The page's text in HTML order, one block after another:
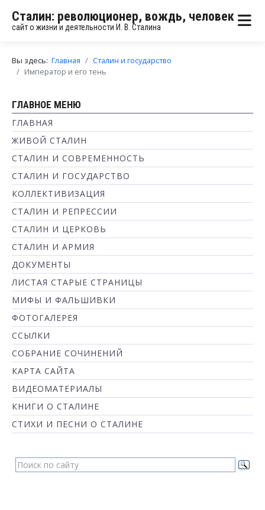
Сталин: революционер, вождь, человек
сайт о жизни и деятельности И. В. Сталина
Вы здесь: Главная
Сталин и государство
Император и его тень
ГЛАВНОЕ МЕНЮ
ГЛАВНАЯ
ЖИВОЙ СТАЛИН
СТАЛИН И СОВРЕМЕННОСТЬ
СТАЛИН И ГОСУДАРСТВО
КОЛЛЕКТИВИЗАЦИЯ
СТАЛИН И РЕПРЕССИИ
СТАЛИН И ЦЕРКОВЬ
СТАЛИН И АРМИЯ
ДОКУМЕНТЫ
ЛИСТАЯ СТАРЫЕ СТРАНИЦЫ
МИФЫ И ФАЛЬШИВКИ
ФОТОГАЛЕРЕЯ
ССЫЛКИ
СОБРАНИЕ СОЧИНЕНИЙ
КАРТА САЙТА
ВИДЕОМАТЕРИАЛЫ
КНИГИ О СТАЛИНЕ
СТИХИ И ПЕСНИ О СТАЛИНЕ